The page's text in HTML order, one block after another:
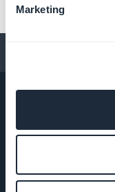
Marketing
ENTREPRISE
A propos